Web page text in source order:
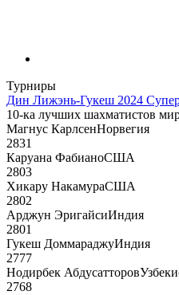
Турниры
Дин Лижэнь-Гукеш 2024
10-ка лучших шахматистов
Магнус КарлсенНорвегия
2831
Каруана ФабианоСША
2803
Хикару НакамураСША
2802
Арджун ЭригайсиИндия
2801
Гукеш ДоммараджуИндия
2777
Нодирбек Абдусатторов
2768